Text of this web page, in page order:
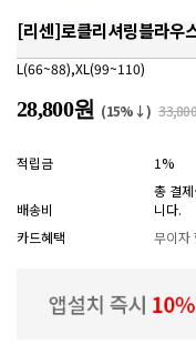
[리센]로클리셔링블라
L(66~88),XL(99~110)
28,800원 (15%↓)
적립금 1%
배송비
총 결
니다.
카드혜택
무이자